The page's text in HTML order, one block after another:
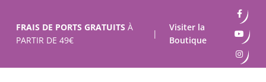
contenu
FRAIS DE PORTS GRATUITS À
PARTIR DE 49€
|
Visiter la
Boutique